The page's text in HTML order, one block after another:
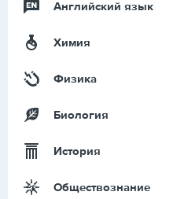
Английский язык
Химия
Физика
Биология
История
Обществознание